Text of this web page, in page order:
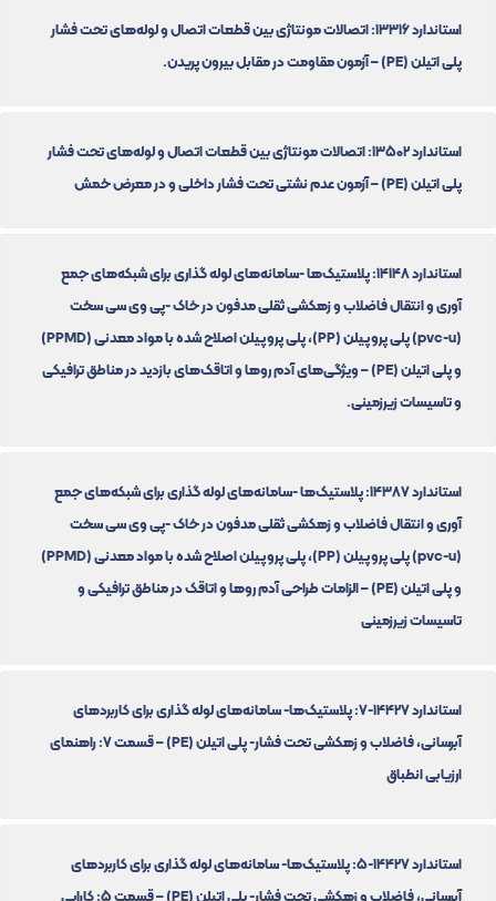
استاندارد 13316: اتصالات مونتاژی بین قطعات اتصال و لوله‌های تحت فشار
پلی اتیلن (PE) – آزمون مقاومت در مقابل بیرون پریدن.
استاندارد 13502: اتصالات مونتاژی بین قطعات اتصال و لوله‌های تحت فشار
پلی اتیلن (PE) – آزمون عدم نشتی تحت فشار داخلی و در معرض خمش
استاندارد 14148: پلاستیک‌ها -سامانه‌های لوله گذاری برای شبکه‌های جمع
آوری و انتقال فاضلاب و زهکشی ثقلی مدفون در خاک -پی وی سی سخت
(pvc-u) پلی پروپیلن (PP)، پلی پروپیلن اصلاح شده با مواد معدنی (PPMD)
و پلی اتیلن (PE) – ویژگی‌های آدم روها و اتاقک‌های بازدید در مناطق ترافیکی
و تاسیسات زیرزمینی.
استاندارد 14387: پلاستیک‌ها -سامانه‌های لوله گذاری برای شبکه‌های جمع
آوری و انتقال فاضلاب و زهکشی ثقلی مدفون در خاک -پی وی سی سخت
(pvc-u) پلی پروپیلن (PP)، پلی پروپیلن اصلاح شده با مواد معدنی (PPMD)
و پلی اتیلن (PE) – الزامات طراحی آدم روها و اتاقک در مناطق ترافیکی و
تاسیسات زیرزمینی
استاندارد 14427-7: پلاستیک‌ها- سامانه‌های لوله گذاری برای کاربردهای
آبرسانی، فاضلاب و زهکشی تحت فشار- پلی اتیلن (PE) – قسمت 7: راهنمای
ارزیابی انطباق
استاندارد 14427-5: پلاستیک‌ها- سامانه‌های لوله گذاری برای کاربردهای